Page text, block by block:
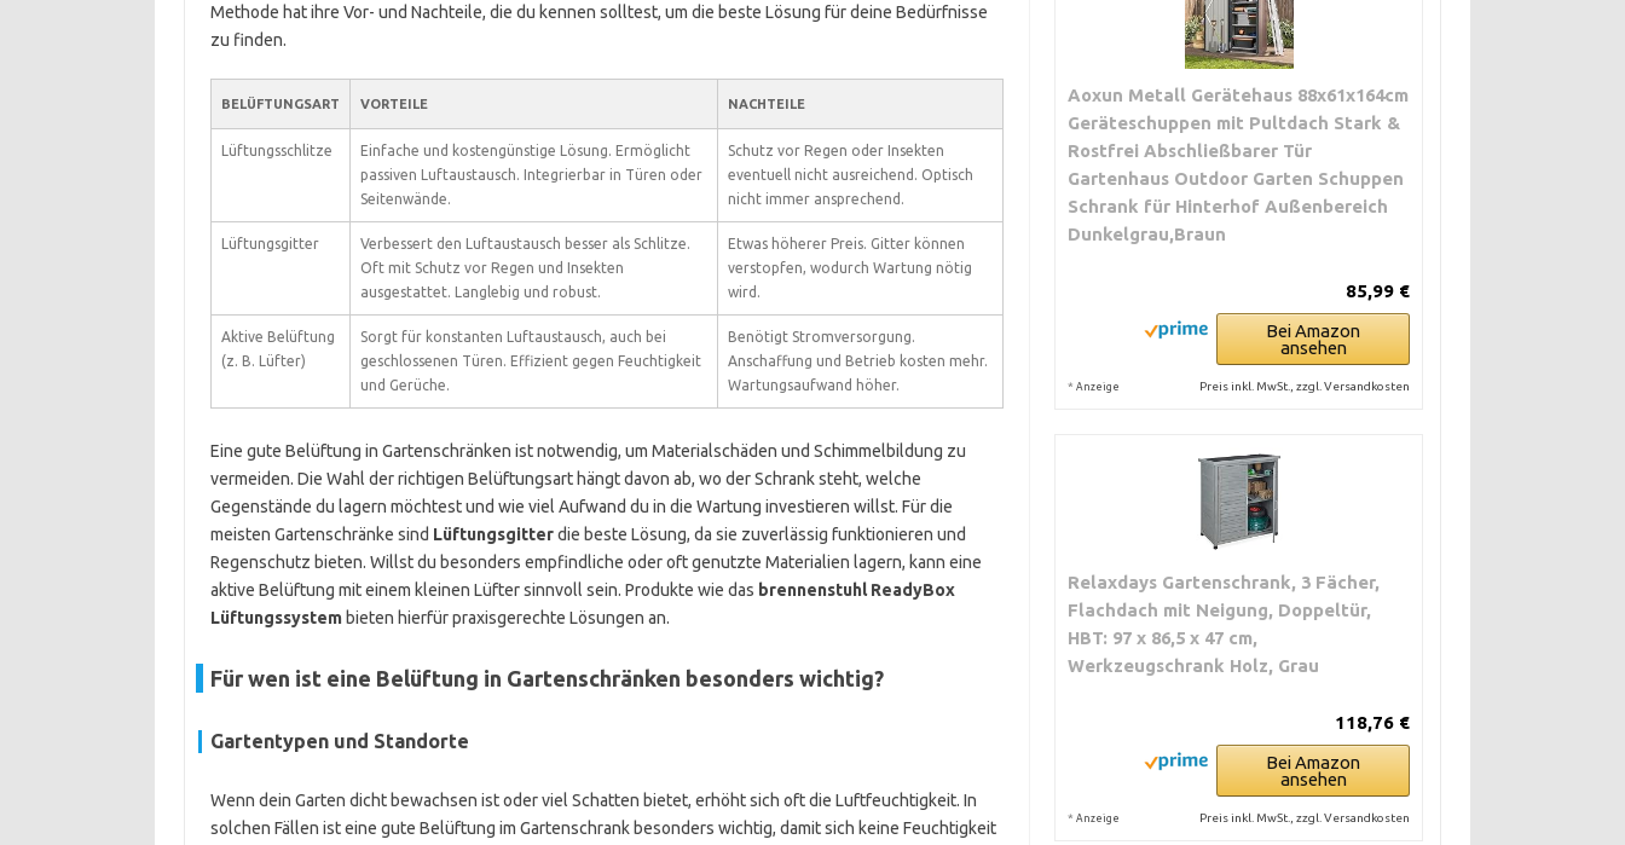
Methode hat ihre Vor- und Nachteile, die du kennen solltest, um die beste Lösung für deine Bedürfnisse
zu finden.
BELÜFTUNGSART VORTEILE NACHTEILE
Lüftungsschlitze
Einfache und kostengünstige Lösung. Ermöglicht
passiven Luftaustausch. Integrierbar in Türen oder
Seitenwände.
Schutz vor Regen oder Insekten
eventuell nicht ausreichend. Optisch
nicht immer ansprechend.
Lüftungsgitter
Verbessert den Luftaustausch besser als Schlitze.
Oft mit Schutz vor Regen und Insekten
ausgestattet. Langlebig und robust.
Etwas höherer Preis. Gitter können
verstopfen, wodurch Wartung nötig
wird.
Aktive Belüftung
(z. B. Lüfter)
Sorgt für konstanten Luftaustausch, auch bei
geschlossenen Türen. Effizient gegen Feuchtigkeit
und Gerüche.
Benötigt Stromversorgung.
Anschaffung und Betrieb kosten mehr.
Wartungsaufwand höher.
Eine gute Belüftung in Gartenschränken ist notwendig, um Materialschäden und Schimmelbildung zu
vermeiden. Die Wahl der richtigen Belüftungsart hängt davon ab, wo der Schrank steht, welche
Gegenstände du lagern möchtest und wie viel Aufwand du in die Wartung investieren willst. Für die
meisten Gartenschränke sind Lüftungsgitterdie beste Lösung, da sie zuverlässig funktionieren und
Regenschutz bieten. Willst du besonders empfindliche oder oft genutzte Materialien lagern, kann eine
aktive Belüftung mit einem kleinen Lüfter sinnvoll sein. Produkte wie das brennenstuhl ReadyBox
Lüftungssystembieten hierfür praxisgerechte Lösungen an.
Für wen ist eine Belüftung in Gartenschränken besonders wichtig?
Gartentypen und Standorte
Wenn dein Garten dicht bewachsen ist oder viel Schatten bietet, erhöht sich oft die Luftfeuchtigkeit. In
solchen Fällen ist eine gute Belüftung im Gartenschrank besonders wichtig, damit sich keine Feuchtigkeit
Aoxun Metall Gerätehaus 88x61x164cm
Geräteschuppen mit Pultdach Stark &
Rostfrei Abschließbarer Tür
Gartenhaus Outdoor Garten Schuppen
Schrank für Hinterhof Außenbereich
Dunkelgrau,Braun
85,99 €
Bei Amazon
ansehen
* Anzeige Preis inkl. MwSt., zzgl. Versandkosten
Relaxdays Gartenschrank, 3 Fächer,
Flachdach mit Neigung, Doppeltür,
HBT: 97 x 86,5 x 47 cm,
Werkzeugschrank Holz, Grau
118,76 €
Bei Amazon
ansehen
* Anzeige Preis inkl. MwSt., zzgl. Versandkosten